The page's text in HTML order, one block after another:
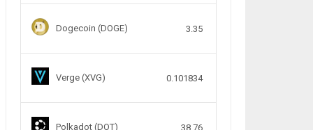
Dogecoin (DOGE) 3.35
Verge (XVG) 0.101834
Polkadot (DOT) 38.76